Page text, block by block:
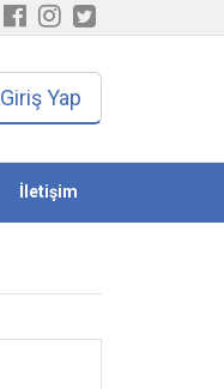
Giriş Yap
İletişim